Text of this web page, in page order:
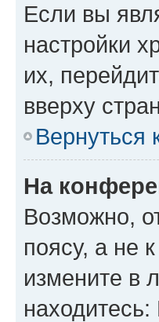
Если вы
настройки
их,
вверху
Вернуться
На
Возможно,
поясу, а не
измените в